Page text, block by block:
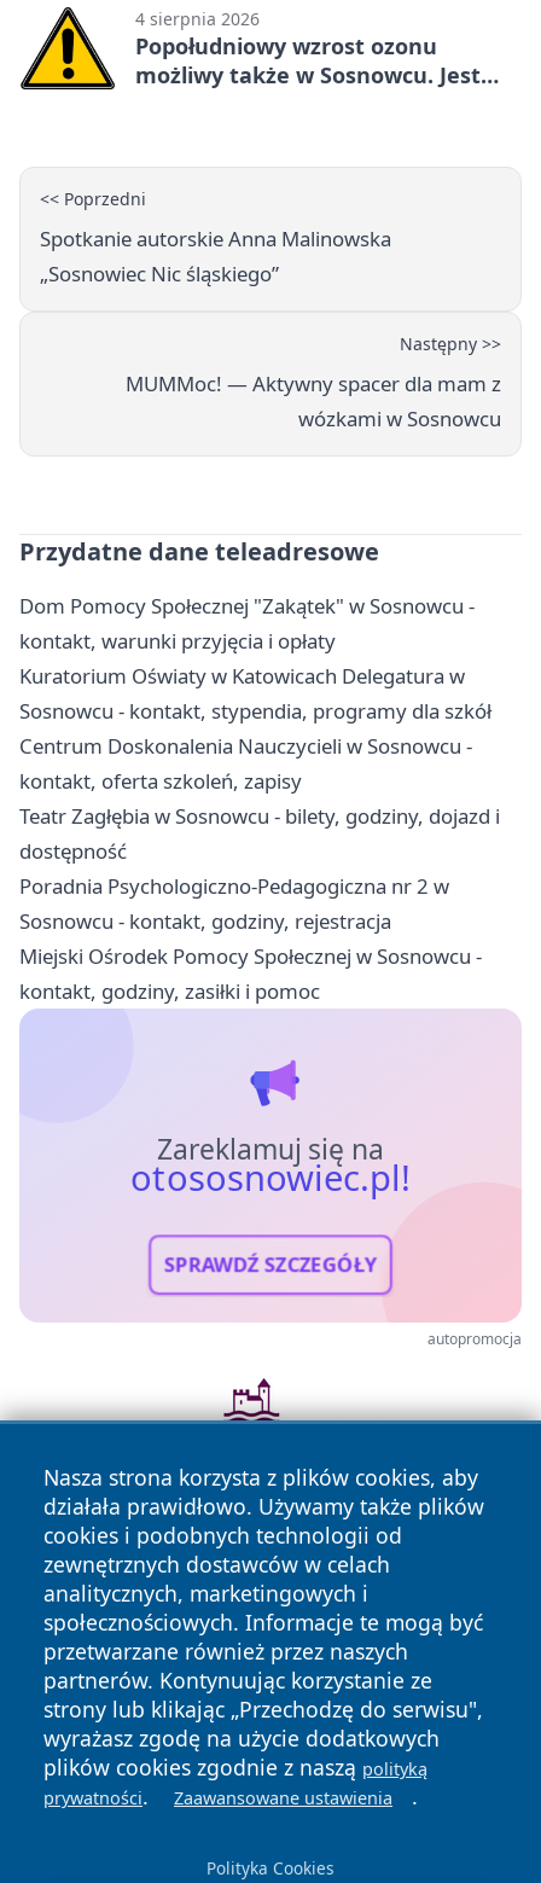
4 sierpnia 2026
Popołudniowy wzrost ozonu
możliwy także w Sosnowcu. Jest
<< Poprzedni
Spotkanie autorskie Anna Malinowska
„Sosnowiec Nic śląskiego”
Następny >>
MUMMoc! — Aktywny spacer dla mam z
wózkami w Sosnowcu
Przydatne dane teleadresowe
Dom Pomocy Społecznej "Zakątek" w Sosnowcu -
kontakt, warunki przyjęcia i opłaty
Kuratorium Oświaty w Katowicach Delegatura w
Sosnowcu - kontakt, stypendia, programy dla szkół
Centrum Doskonalenia Nauczycieli w Sosnowcu -
kontakt, oferta szkoleń, zapisy
Teatr Zagłębia w Sosnowcu - bilety, godziny, dojazd i
dostępność
Poradnia Psychologiczno-Pedagogiczna nr 2 w
Sosnowcu - kontakt, godziny, rejestracja
Miejski Ośrodek Pomocy Społecznej w Sosnowcu -
kontakt, godziny, zasiłki i pomoc
Zareklamuj się na
otososnowiec.pl!
SPRAWDŹ SZCZEGÓŁY
autopromocja
Nasza strona korzysta z plików cookies, aby
działała prawidłowo. Używamy także plików
cookies i podobnych technologii od
zewnętrznych dostawców w celach
analitycznych, marketingowych i
społecznościowych. Informacje te mogą być
przetwarzane również przez naszych
partnerów. Kontynuując korzystanie ze
strony lub klikając „Przechodzę do serwisu",
wyrażasz zgodę na użycie dodatkowych
plików cookies zgodnie z naszą polityką
prywatności. Zaawansowane ustawienia .
Polityka Cookies
Copyright © 2026 otososnowiec.pl Wszystkie prawa
zastrzeżone.
News Autorzy
Polityka
Prywatności
Polityka
Cookies